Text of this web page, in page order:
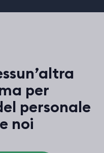
per
personale
noi